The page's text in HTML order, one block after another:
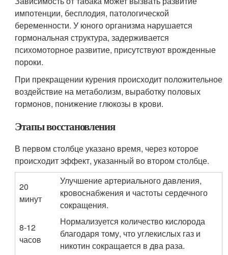
импотенции, бесплодия, патологической
беременности. У юного организма нарушается
гормональная структура, задерживается
психомоторное развитие, присутствуют врожденные
пороки.
При прекращении курения происходит положительное
воздействие на метаболизм, выработку половых
гормонов, понижение глюкозы в крови.
Этапы восстановления
В первом столбце указано время, через которое
происходит эффект, указанный во втором столбце.
20
минут
Улучшение артериального давления,
кровоснабжения и частоты сердечного
сокращения.
8-12
часов
Нормализуется количество кислорода
благодаря тому, что углекислых газ и
никотин сокращается в два раза.